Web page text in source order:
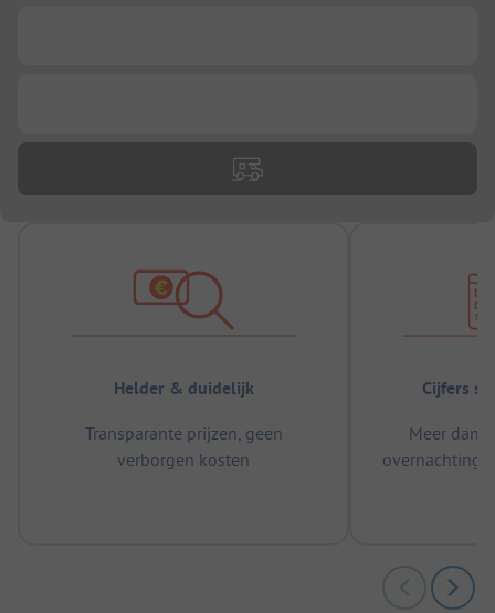
Helder & duidelijk
Transparante prijzen, geen
verborgen kosten
Cijfers
Meer dan